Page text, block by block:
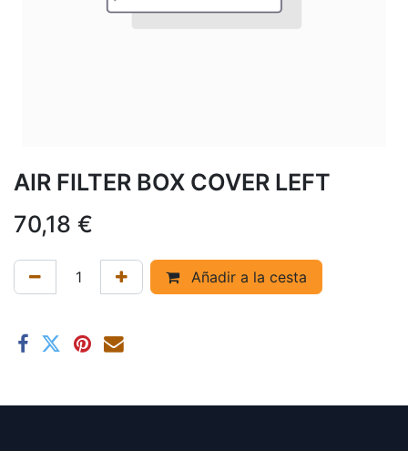
AIR FILTER BOX COVER LEFT
70,18 €
Añadir a la cesta